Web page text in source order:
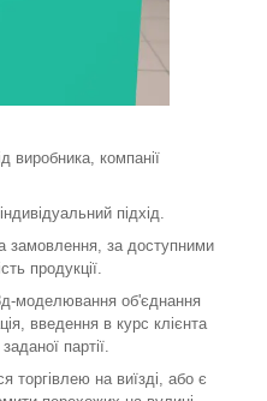
виробника, компанії
підхід.
замовлення, за доступними
продукції.
моделювання об'єднання
введення в курс клієнта
партії.
торгівлею на виїзді, або є